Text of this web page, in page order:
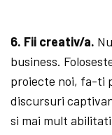
6. Fii creativ/a.
business.
proiecte noi, fa-ti
discursuri
si mai mult